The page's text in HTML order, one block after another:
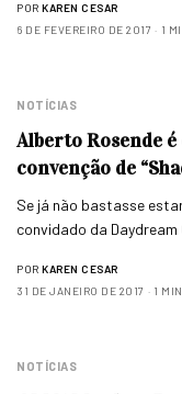
POR KAREN CESAR
6 DE FEVEREIRO DE 2017
1
NOTÍCIAS
Alberto Rosende
convenção de
Se já não bastasse
convidado da
POR KAREN CESAR
31 DE JANEIRO DE 2017
1
NOTÍCIAS